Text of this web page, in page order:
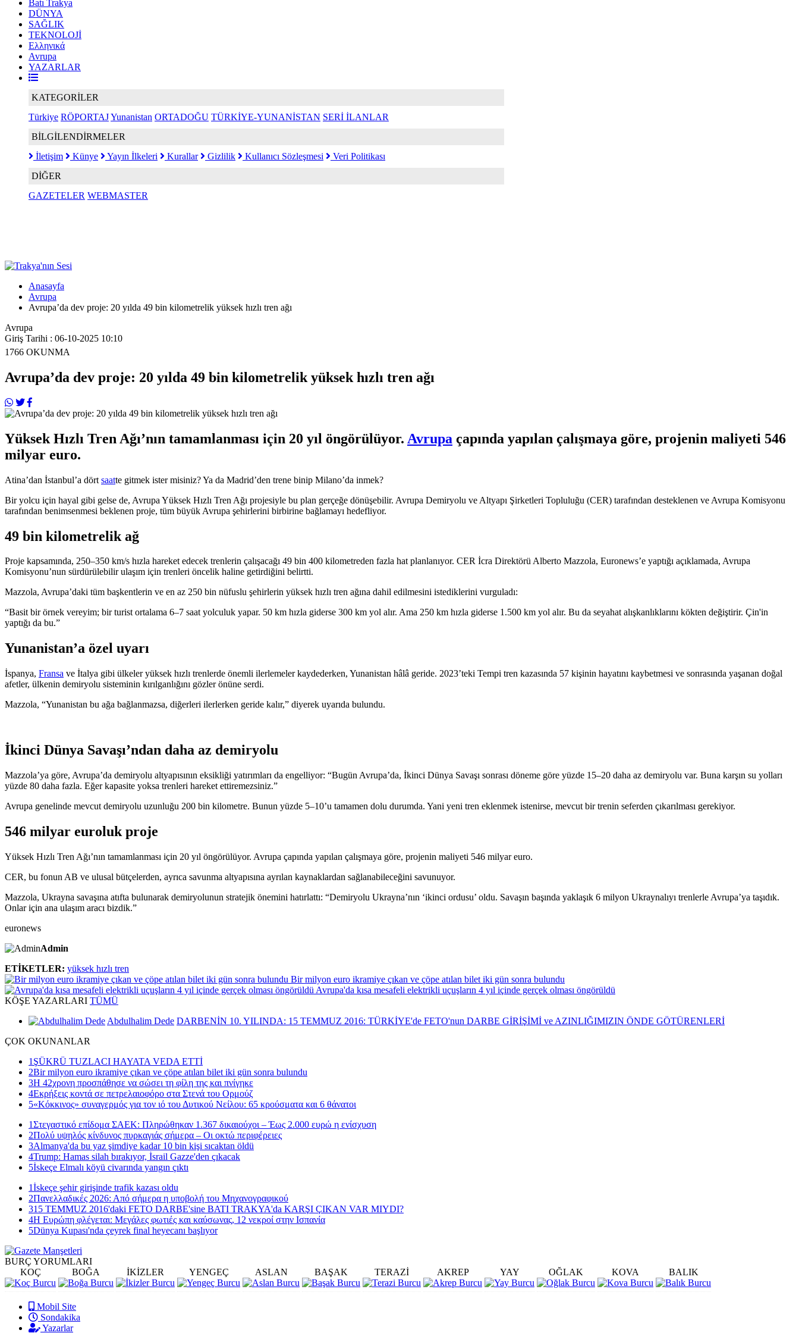
Batı Trakya
DÜNYA
SAĞLIK
TEKNOLOJİ
Ελληνικά
Avrupa
YAZARLAR
KATEGORİLER
Türkiye RÖPORTAJYunanistan ORTADOĞU TÜRKİYE-YUNANİSTAN SERİ İLANLAR
BİLGİLENDİRMELER
İletişim
Künye Yayın İlkeleri Kurallar Gizlilik Kullanıcı Sözleşmesi
Veri Politikası
DİĞER
GAZETELER WEBMASTER
Anasayfa
Avrupa
Avrupa’da dev proje: 20 yılda 49 bin kilometrelik yüksek hızlı tren ağı
Avrupa
Giriş Tarihi : 06-10-2025 10:10
1766 OKUNMA
Avrupa’da dev proje: 20 yılda 49 bin kilometrelik yüksek hızlı tren ağı
Yüksek Hızlı Tren Ağı’nın tamamlanması için 20 yıl öngörülüyor. Avrupa çapında yapılan çalışmaya göre, projenin maliyeti 546
milyar euro.
Atina’dan İstanbul’a dört saatte gitmek ister misiniz? Ya da Madrid’den trene binip Milano’da inmek?
Bir yolcu için hayal gibi gelse de, Avrupa Yüksek Hızlı Tren Ağı projesiyle bu plan gerçeğe dönüşebilir. Avrupa Demiryolu ve Altyapı Şirketleri Topluluğu (CER) tarafından desteklenen ve Avrupa Komisyonu
tarafından benimsenmesi beklenen proje, tüm büyük Avrupa şehirlerini birbirine bağlamayı hedefliyor.
49 bin kilometrelik ağ
Proje kapsamında, 250–350 km/s hızla hareket edecek trenlerin çalışacağı 49 bin 400 kilometreden fazla hat planlanıyor. CER İcra Direktörü Alberto Mazzola, Euronews’e yaptığı açıklamada, Avrupa
Komisyonu’nun sürdürülebilir ulaşım için trenleri öncelik haline getirdiğini belirtti.
Mazzola, Avrupa’daki tüm başkentlerin ve en az 250 bin nüfuslu şehirlerin yüksek hızlı tren ağına dahil edilmesini istediklerini vurguladı:
“Basit bir örnek vereyim; bir turist ortalama 6–7 saat yolculuk yapar. 50 km hızla giderse 300 km yol alır. Ama 250 km hızla giderse 1.500 km yol alır. Bu da seyahat alışkanlıklarını kökten değiştirir. Çin'in
yaptığı da bu.”
Yunanistan’a özel uyarı
İspanya, Fransa ve İtalya gibi ülkeler yüksek hızlı trenlerde önemli ilerlemeler kaydederken, Yunanistan hâlâ geride. 2023’teki Tempi tren kazasında 57 kişinin hayatını kaybetmesi ve sonrasında yaşanan doğal
afetler, ülkenin demiryolu sisteminin kırılganlığını gözler önüne serdi.
Mazzola, “Yunanistan bu ağa bağlanmazsa, diğerleri ilerlerken geride kalır,” diyerek uyarıda bulundu.
İkinci Dünya Savaşı’ndan daha az demiryolu
Mazzola’ya göre, Avrupa’da demiryolu altyapısının eksikliği yatırımları da engelliyor: “Bugün Avrupa’da, İkinci Dünya Savaşı sonrası döneme göre yüzde 15–20 daha az demiryolu var. Buna karşın su yolları
yüzde 80 daha fazla. Eğer kapasite yoksa trenleri hareket ettiremezsiniz.”
Avrupa genelinde mevcut demiryolu uzunluğu 200 bin kilometre. Bunun yüzde 5–10’u tamamen dolu durumda. Yani yeni tren eklenmek istenirse, mevcut bir trenin seferden çıkarılması gerekiyor.
546 milyar euroluk proje
Yüksek Hızlı Tren Ağı’nın tamamlanması için 20 yıl öngörülüyor. Avrupa çapında yapılan çalışmaya göre, projenin maliyeti 546 milyar euro.
CER, bu fonun AB ve ulusal bütçelerden, ayrıca savunma altyapısına ayrılan kaynaklardan sağlanabileceğini savunuyor.
Mazzola, Ukrayna savaşına atıfta bulunarak demiryolunun stratejik önemini hatırlattı: “Demiryolu Ukrayna’nın ‘ikinci ordusu’ oldu. Savaşın başında yaklaşık 6 milyon Ukraynalıyı trenlerle Avrupa’ya taşıdık.
Onlar için ana ulaşım aracı bizdik.”
euronews
Admin
ETİKETLER: yüksek hızlı tren
Bir milyon euro ikramiye çıkan ve çöpe atılan bilet iki gün sonra bulundu
Avrupa'da kısa mesafeli elektrikli uçuşların 4 yıl içinde gerçek olması öngörüldü
KÖŞE YAZARLARI TÜMÜ
Abdulhalim Dede DARBENİN 10. YILINDA: 15 TEMMUZ 2016: TÜRKİYE'de FETO'nun DARBE GİRİŞİMİ ve AZINLIĞIMIZIN ÖNDE GÖTÜRENLERİ
ÇOK OKUNANLAR
1 ŞÜKRÜ TUZLACI HAYATA VEDA ETTİ
2Bir milyon euro ikramiye çıkan ve çöpe atılan bilet iki gün sonra bulundu
3Η 42χρονη προσπάθησε να σώσει τη φίλη της και πνίγηκε
4Εκρήξεις κοντά σε πετρελαιοφόρο στα Στενά του Ορμούζ
5«Κόκκινος» συναγερμός για τον ιό του Δυτικού Νείλου: 65 κρούσματα και 6 θάνατοι
1Στεγαστικό επίδομα ΣΑΕΚ: Πληρώθηκαν 1.367 δικαιούχοι – Έως 2.000 ευρώ η ενίσχυση
2Πολύ υψηλός κίνδυνος πυρκαγιάς σήμερα – Οι οκτώ περιφέρειες
3Almanya'da bu yaz şimdiye kadar 10 bin kişi sıcaktan öldü
4Trump: Hamas silah bırakıyor, İsrail Gazze'den çıkacak
5İskeçe Elmalı köyü civarında yangın çıktı
1İskeçe şehir girişinde trafik kazası oldu
2Πανελλαδικές 2026: Από σήμερα η υποβολή του Μηχανογραφικού
315 TEMMUZ 2016'daki FETO DARBE'sine BATI TRAKYA'da KARŞI ÇIKAN VAR MIYDI?
4Η Ευρώπη φλέγεται: Μεγάλες φωτιές και καύσωνας, 12 νεκροί στην Ισπανία
5Dünya Kupası'nda çeyrek final heyecanı başlıyor
BURÇ YORUMLARI
KOÇ
BOĞA İKİZLER YENGEÇ ASLAN BAŞAK TERAZİ AKREP YAY OĞLAK KOVA BALIK
Mobil Site
Sondakika
Yazarlar